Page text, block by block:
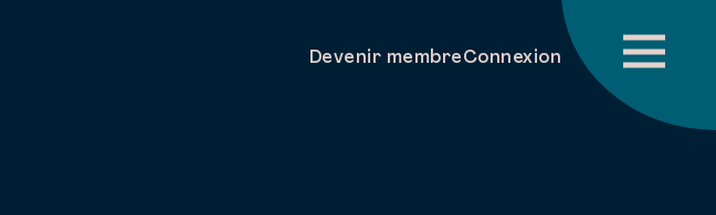
Devenir membreConnexion